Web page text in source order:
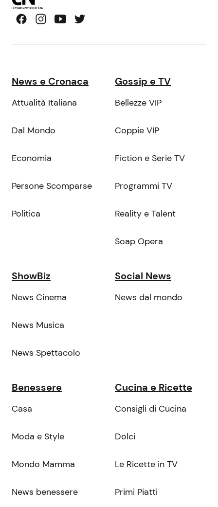
News e Cronaca
Attualità Italiana
Dal Mondo
Economia
Persone Scomparse
Politica
Gossip e TV
Bellezze VIP
Coppie VIP
Fiction e Serie TV
Programmi TV
Reality e Talent
Soap Opera
ShowBiz
News Cinema
News Musica
News Spettacolo
Social News
News dal mondo
Benessere
Casa
Moda e Style
Mondo Mamma
News benessere
Cucina e Ricette
Consigli di Cucina
Dolci
Le Ricette in TV
Primi Piatti